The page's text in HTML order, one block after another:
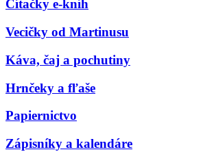
Čítačky e-kníh
Vecičky od Martinusu
Káva, čaj a pochutiny
Hrnčeky a fľaše
Papiernictvo
Zápisníky a kalendáre